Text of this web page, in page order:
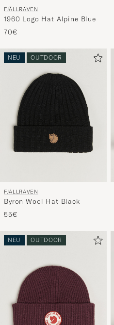
FJÄLLRÄVEN
1960 Logo Hat Alpine Blue
70€
NEU OUTDOOR
FJÄLLRÄVEN
Byron Wool Hat Black
55€
NEU OUTDOOR